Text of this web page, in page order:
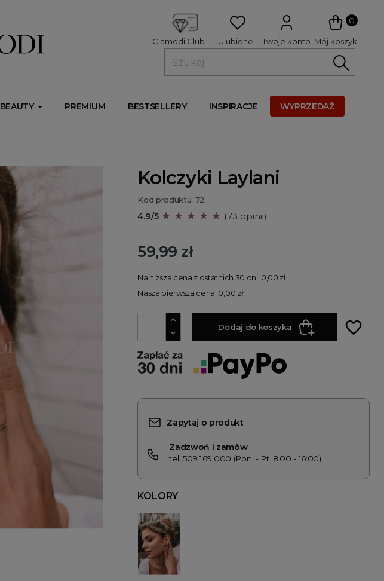
0
Mój koszyk
Twoje konto
Ulubione
Clamodi Club
PREMIUM BESTSELLERY INSPIRACJE WYPRZEDAŻ
Kolczyki Laylani
Kod produktu: 72
4.9/5 ★ ★ ★ ★ ★ (73 opinii)
59,99 zł
Najniższa cena z ostatnich 30 dni: 0,00 zł
Nasza pierwsza cena: 0,00 zł
Dodaj do koszyka favorite_border
Zapytaj o produkt
Zadzwoń i zamów
tel. 509 169 000 (Pon. - Pt. 8:00 - 16:00)
KOLORY